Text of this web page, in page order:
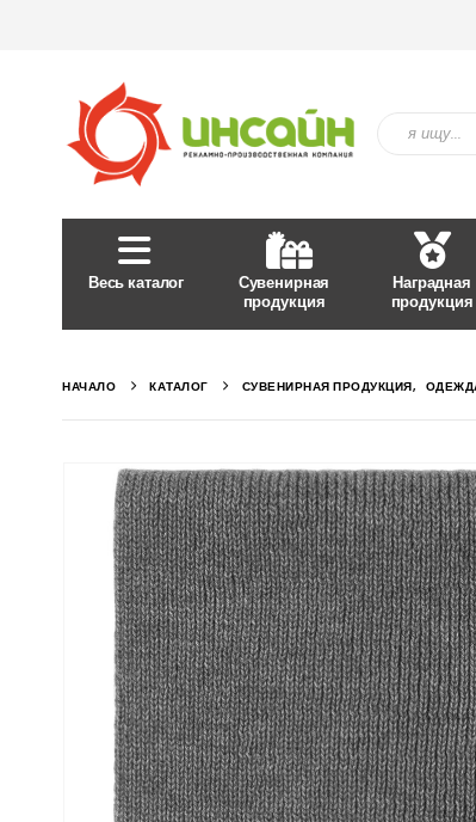
Весь каталог
Сувенирная
продукция
Наградная
продукция
НАЧАЛО КАТАЛОГ СУВЕНИРНАЯ ПРОДУКЦИЯ,